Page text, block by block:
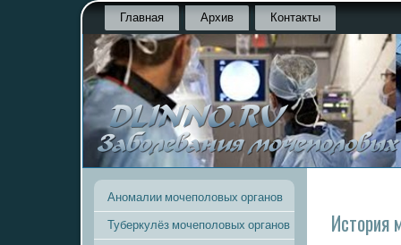
Главная Архив Контакты
Аномалии мочеполовых органов
Туберкулёз мочеполовых органов История